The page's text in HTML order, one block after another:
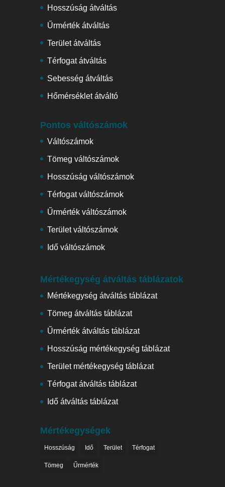
Hosszúság átváltás
Űrmérték átváltás
Terület átváltás
Térfogat átváltás
Sebesség átváltás
Hőmérséklet átváltó
Pontos váltószámok
Váltószámok
Tömeg váltószámok
Hosszúság váltószámok
Térfogat váltószámok
Űrmérték váltószámok
Terület váltószámok
Idő váltószámok
Mértékegység átváltás táblázatok
Mértékegység átváltás táblázat
Tömeg átváltás táblázat
Űrmérték átváltás táblázat
Hosszúság mértékegység táblázat
Terület mértékegység táblázat
Térfogat átváltás táblázat
Idő átváltás táblázat
Mértékegységek
Hosszúság Idő Terület Térfogat
Tömeg Űrmérték